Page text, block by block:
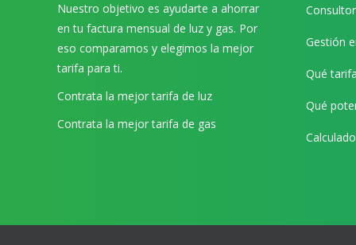
Nuestro objetivo es ayudarte a ahorrar
en tu factura mensual de luz y gas. Por
eso comparamos y elegimos la mejor
tarifa para ti.
Contrata la mejor tarifa de luz
Contrata la mejor tarifa de gas
Gestión
Qué
Qué